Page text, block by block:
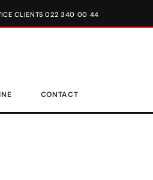
CLIENTS 022 340 00 44
CONTACT